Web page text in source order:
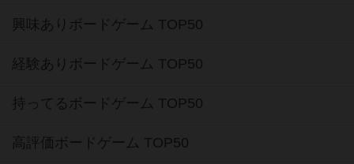
興味ありボードゲーム TOP50
経験ありボードゲーム TOP50
持ってるボードゲーム TOP50
高評価ボードゲーム TOP50